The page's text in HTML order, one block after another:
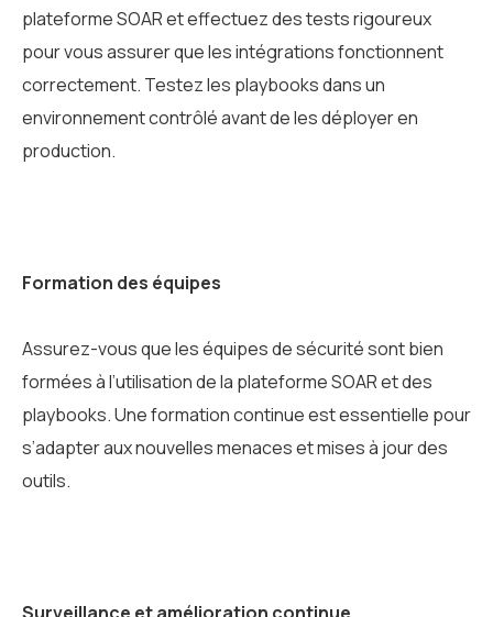
plateforme SOAR et effectuez des tests rigoureux
pour vous assurer que les intégrations fonctionnent
correctement. Testez les playbooks dans un
environnement contrôlé avant de les déployer en
production.
Formation des équipes
Assurez-vous que les équipes de sécurité sont bien
formées à l’utilisation de la plateforme SOAR et des
playbooks. Une formation continue est essentielle pour
s’adapter aux nouvelles menaces et mises à jour des
outils.